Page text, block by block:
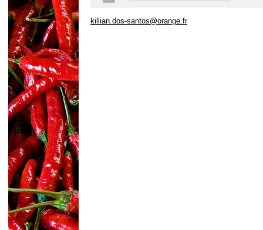
killian.dos-santos@orange.fr